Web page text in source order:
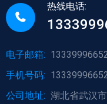
热线电话:
电子邮箱:
手机号码:
公司地址: 湖北省武汉